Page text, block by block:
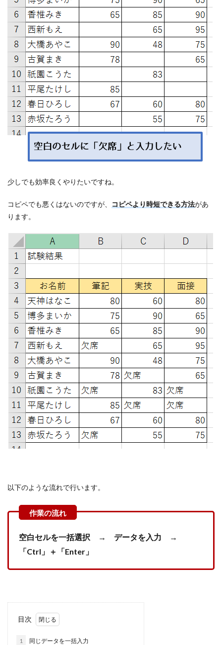
少しでも効率良くやりたいですね。
コピペでも悪くはないのですが、 コピペより時短できる方法があ
ります。
以下のような流れで行います。
空白セルを一括選択 → データを入力 →
「Ctrl」＋「Enter」
目次
1 同じデータを一括入力